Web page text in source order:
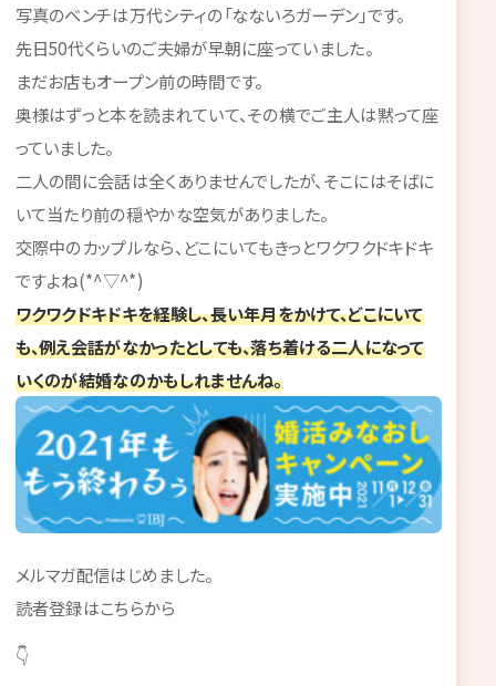
写真のベンチは万代シティの「なないろガーデン」です。
先日50代くらいのご夫婦が早朝に座っていました。
まだお店もオープン前の時間です。
奥様はずっと本を読まれていて、その横でご主人は黙って座
っていました。
二人の間に会話は全くありませんでしたが、そこにはそばに
いて当たり前の穏やかな空気がありました。
交際中のカップルなら、どこにいてもきっとワクワクドキドキ
ですよね(*^▽^*)
ワクワクドキドキを経験し、長い年月をかけて、どこにいて
も、例え会話がなかったとしても、落ち着ける二人になって
いくのが結婚なのかもしれませんね。
メルマガ配信はじめました。
読者登録はこちらから
👇